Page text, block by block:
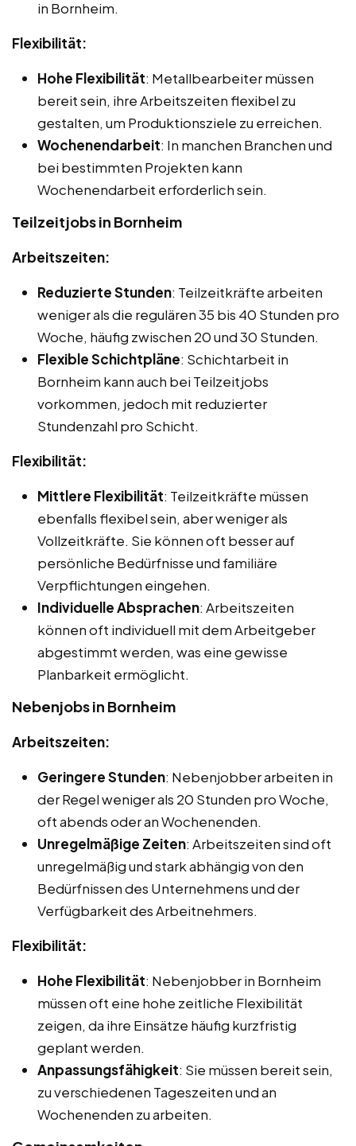
in Bornheim.
Flexibilität:
Hohe Flexibilität: Metallbearbeiter müssen
bereit sein, ihre Arbeitszeiten flexibel zu
gestalten, um Produktionsziele zu erreichen.
Wochenendarbeit: In manchen Branchen und
bei bestimmten Projekten kann
Wochenendarbeit erforderlich sein.
Teilzeitjobs in Bornheim
Arbeitszeiten:
Reduzierte Stunden: Teilzeitkräfte arbeiten
weniger als die regulären 35 bis 40 Stunden pro
Woche, häufig zwischen 20 und 30 Stunden.
Flexible Schichtpläne: Schichtarbeit in
Bornheim kann auch bei Teilzeitjobs
vorkommen, jedoch mit reduzierter
Stundenzahl pro Schicht.
Flexibilität:
Mittlere Flexibilität: Teilzeitkräfte müssen
ebenfalls flexibel sein, aber weniger als
Vollzeitkräfte. Sie können oft besser auf
persönliche Bedürfnisse und familiäre
Verpflichtungen eingehen.
Individuelle Absprachen: Arbeitszeiten
können oft individuell mit dem Arbeitgeber
abgestimmt werden, was eine gewisse
Planbarkeit ermöglicht.
Nebenjobs in Bornheim
Arbeitszeiten:
Geringere Stunden: Nebenjobber arbeiten in
der Regel weniger als 20 Stunden pro Woche,
oft abends oder an Wochenenden.
Unregelmäßige Zeiten: Arbeitszeiten sind oft
unregelmäßig und stark abhängig von den
Bedürfnissen des Unternehmens und der
Verfügbarkeit des Arbeitnehmers.
Flexibilität:
Hohe Flexibilität: Nebenjobber in Bornheim
müssen oft eine hohe zeitliche Flexibilität
zeigen, da ihre Einsätze häufig kurzfristig
geplant werden.
Anpassungsfähigkeit: Sie müssen bereit sein,
zu verschiedenen Tageszeiten und an
Wochenenden zu arbeiten.